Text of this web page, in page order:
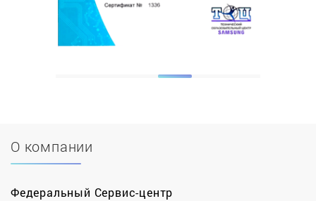
О компании
Федеральный Сервис-центр